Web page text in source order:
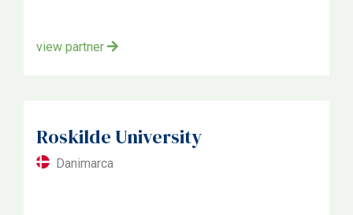
view partner
Roskilde University
Danimarca